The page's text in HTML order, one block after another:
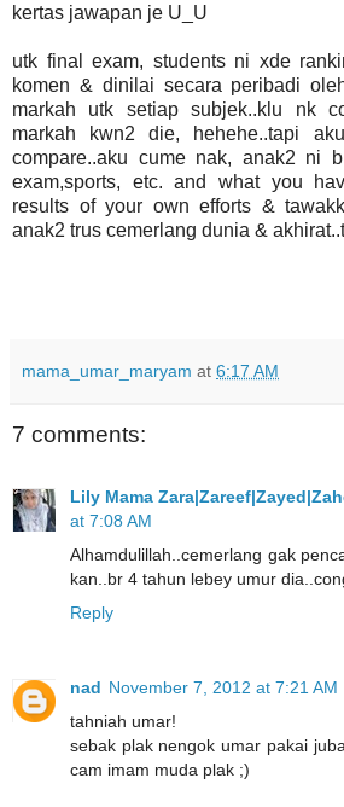
kertas jawapan je U_U
utk final exam, students ni xde
komen & dinilai secara peribadi
markah utk setiap subjek..klu nk
markah kwn2 die, hehehe..tapi
compare..aku cume nak, anak2 ni
exam,sports, etc. and what you
results of your own efforts &
anak2 trus cemerlang dunia &
mama_umar_maryam at 6:17 AM
7 comments:
Lily Mama
at 7:08 AM
Alhamdulillah..cemerlang gak
kan..br 4 tahun lebey umur
Reply
nad November 7, 2012 at 7:21 AM
tahniah umar!
sebak plak nengok umar pakai
cam imam muda plak ;)